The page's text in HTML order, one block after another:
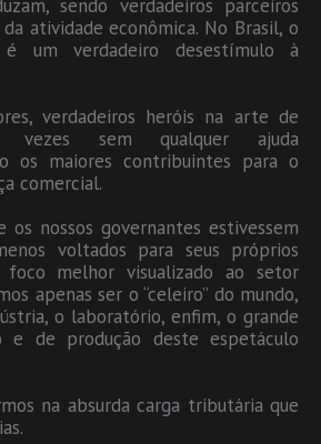
sendo verdadeiros parceiros
atividade econômica. No Brasil, o
um verdadeiro desestímulo à
verdadeiros heróis na arte de
vezes sem qualquer ajuda
os maiores contribuintes para o
comercial.
os nossos governantes estivessem
voltados para seus próprios
melhor visualizado ao setor
apenas ser o “celeiro” do mundo,
o laboratório, enfim, o grande
e de produção deste espetáculo
na absurda carga tributária que